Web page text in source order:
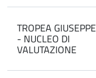
TROPEA GIUSEPPE
- NUCLEO DI
VALUTAZIONE